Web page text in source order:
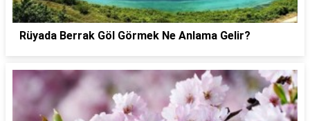
Rüyada Berrak Göl Görmek Ne Anlama Gelir?